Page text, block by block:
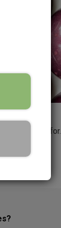
nævnt ovenfor.